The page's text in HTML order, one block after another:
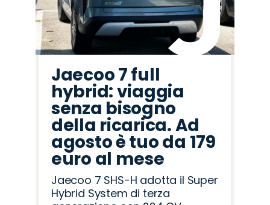
Jaecoo 7 full
hybrid: viaggia
senza bisogno
della ricarica. Ad
agosto è tuo da 179
euro al mese
Jaecoo 7 SHS-H adotta il Super
Hybrid System di terza